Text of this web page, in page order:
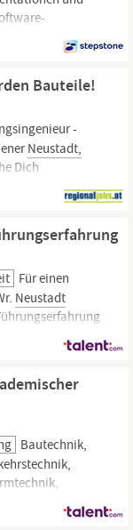
Bauteile!
-
Neustadt,
Dich
sowie
von
Für einen
Neustadt
und
Bautechnik,
Naturschutz,